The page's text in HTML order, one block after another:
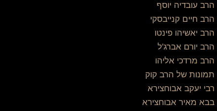
הרב עובדיה יוסף
הרב חיים קנייבסקי
הרב יאשיהו פינטו
הרב יורם אברג'ל
הרב מרדכי אליהו
תמונות של הרב קוק
רבי יעקב אבוחצירא
בבא מאיר אבוחצירא